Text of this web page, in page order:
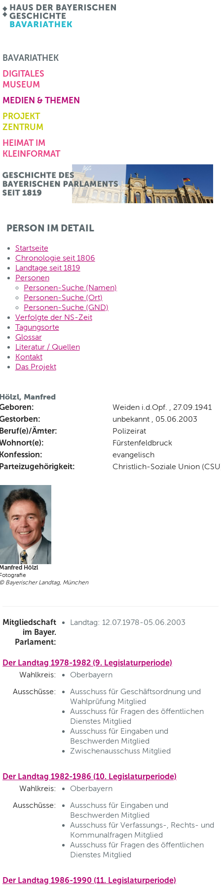
BAVARIATHEK
DIGITALES
MUSEUM
MEDIEN & THEMEN
PROJEKT
ZENTRUM
HEIMAT IM
KLEINFORMAT
PERSON IM DETAIL
Startseite
Chronologie seit 1806
Landtage seit 1819
Personen
Personen-Suche (Namen)
Personen-Suche (Ort)
Personen-Suche (GND)
Verfolgte der NS-Zeit
Tagungsorte
Glossar
Literatur / Quellen
Kontakt
Das Projekt
Manfred
Weiden i.d.Opf. , 27.09.1941
unbekannt , 05.06.2003
Ämter: Polizeirat
Fürstenfeldbruck
evangelisch
Christlich-Soziale Union
Hölzl
Bayerischer Landtag, München
Mitgliedschaft
im Bayer.
Parlament:
Landtag: 12.07.1978-05.06.2003
Der Landtag 1978-1982 (9. Legislaturperiode)
Wahlkreis:
Oberbayern
Ausschüsse:
Ausschuss für Geschäftsordnung und
Wahlprüfung Mitglied
Ausschuss für Fragen des öffentlichen
Dienstes Mitglied
Ausschuss für Eingaben und
Beschwerden Mitglied
Zwischenausschuss Mitglied
Der Landtag 1982-1986 (10. Legislaturperiode)
Wahlkreis:
Oberbayern
Ausschüsse:
Ausschuss für Eingaben und
Beschwerden Mitglied
Ausschuss für Verfassungs-, Rechts- und
Kommunalfragen Mitglied
Ausschuss für Fragen des öffentlichen
Dienstes Mitglied
Der Landtag 1986-1990 (11. Legislaturperiode)